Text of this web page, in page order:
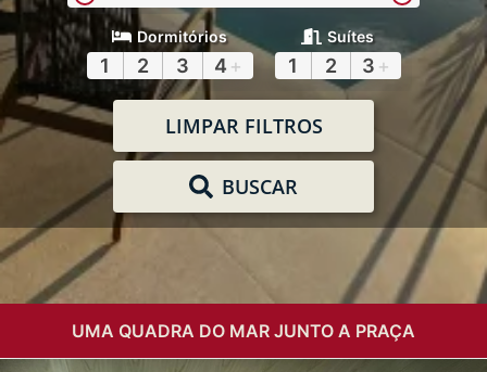
Dormitórios
1 2 3 4 +
Suítes
1 2 3 +
LIMPAR FILTROS
BUSCAR
UMA QUADRA DO MAR JUNTO A PRAÇA